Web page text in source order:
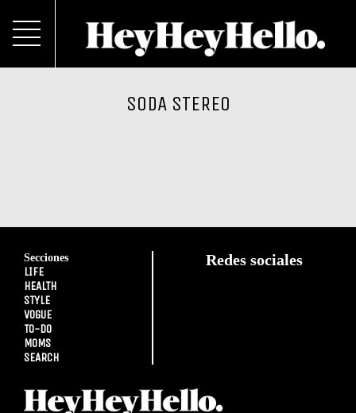
SODA STEREO
Secciones
LIFE
HEALTH
STYLE
VOGUE
TO-DO
MOMS
SEARCH
Redes sociales